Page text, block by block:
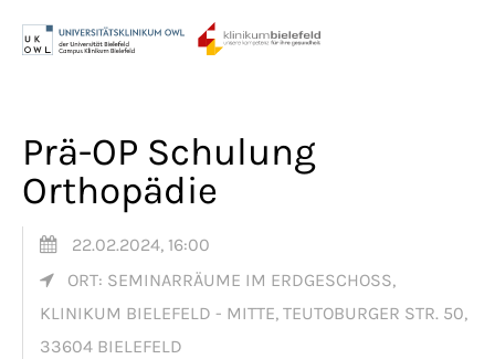
Prä-OP Schulung
Orthopädie
22.02.2024, 16:00
ORT: SEMINARRÄUME IM ERDGESCHOSS,
KLINIKUM BIELEFELD - MITTE, TEUTOBURGER STR. 50,
33604 BIELEFELD